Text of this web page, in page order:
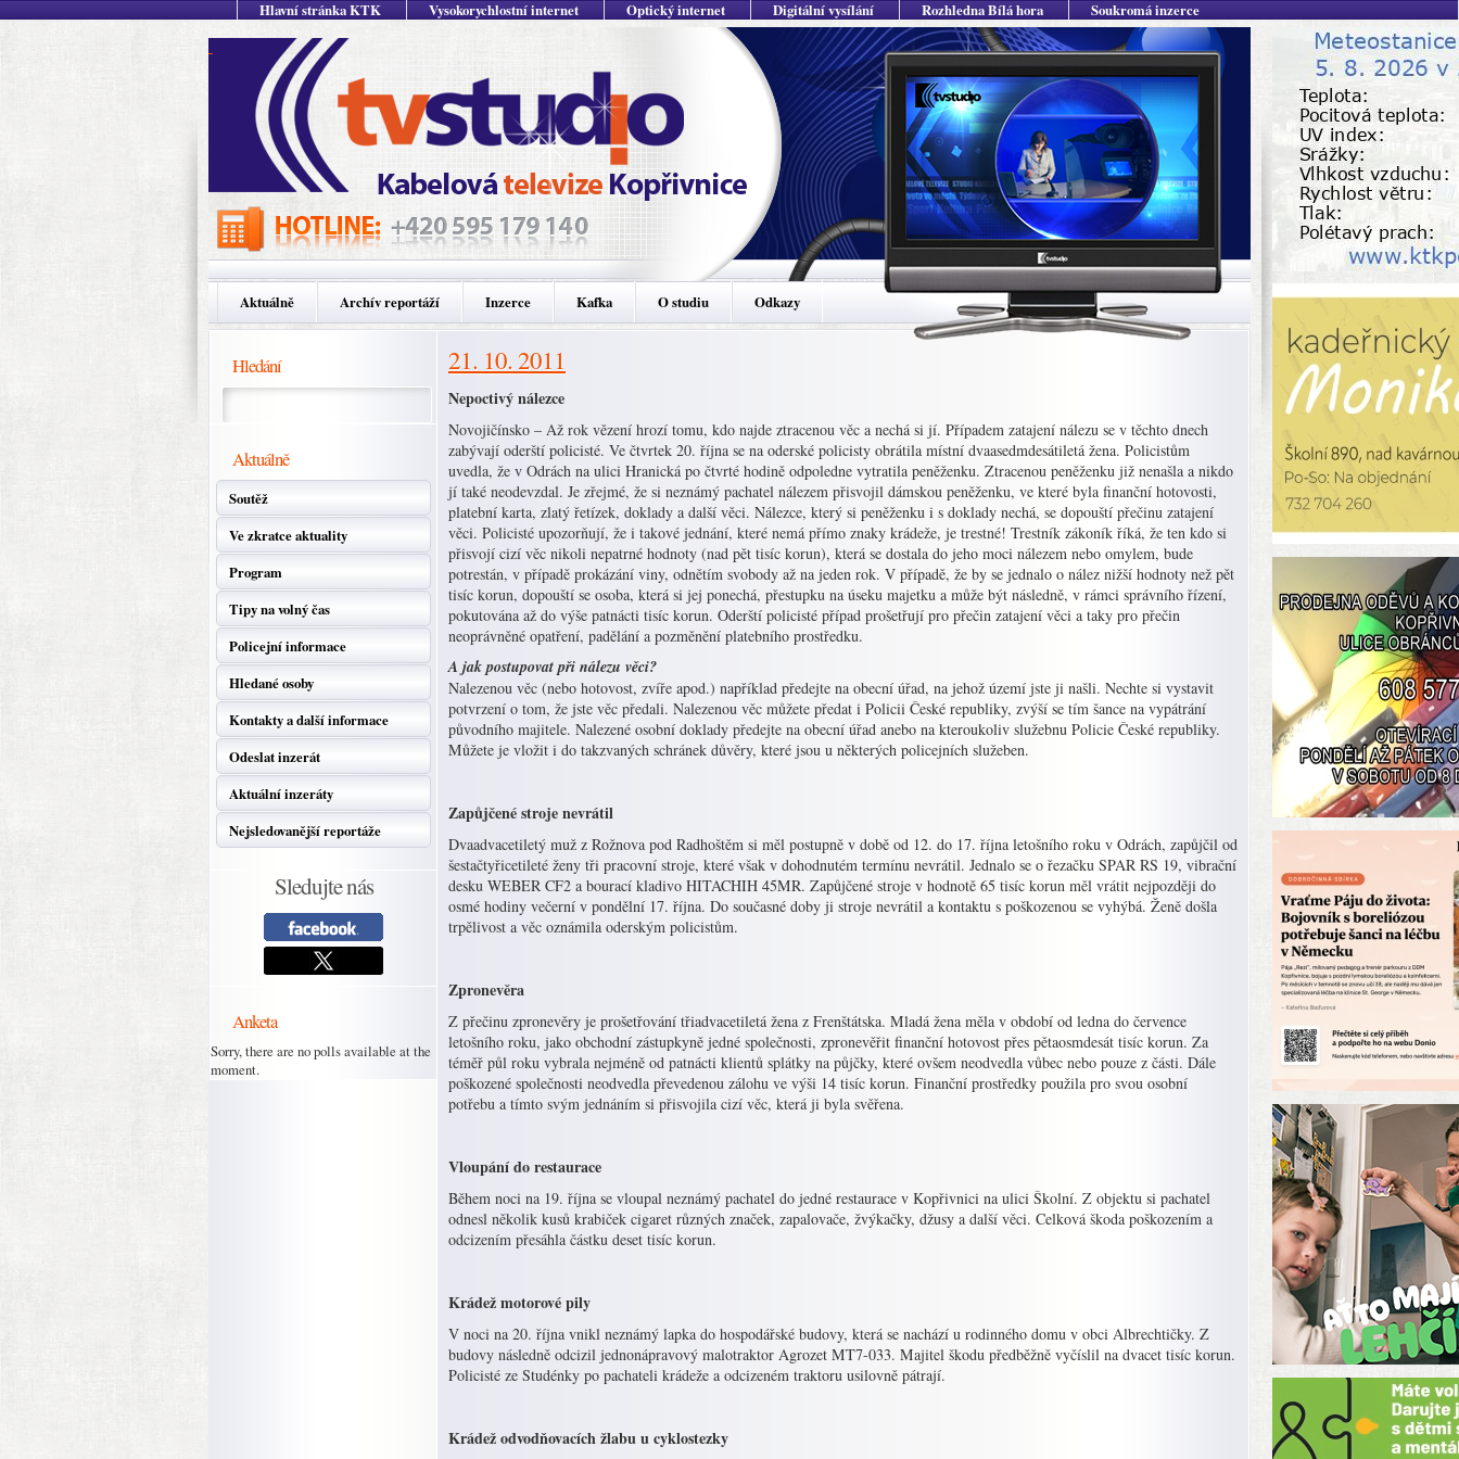
Hlavní stránka KTK Vysokorychlostní internet Optický internet Digitální vysílání Rozhledna Bílá hora Soukromá inzerce
Aktuálně Archív reportáží Inzerce Kafka O studiu Odkazy
Hledání
Aktuálně
Soutěž
Ve zkratce aktuality
Program
Tipy na volný čas
Policejní informace
Hledané osoby
Kontakty a další informace
Odeslat inzerát
Aktuální inzeráty
Nejsledovanější reportáže
Sledujte nás
Anketa
Sorry, there are no polls available at the
moment.
21. 10. 2011
Nepoctivý nálezce
Novojičínsko – Až rok vězení hrozí tomu, kdo najde ztracenou věc a nechá si jí. Případem zatajení nálezu se v těchto dnech
zabývají oderští policisté. Ve čtvrtek 20. října se na oderské policisty obrátila místní dvaasedmdesátiletá žena. Policistům
uvedla, že v Odrách na ulici Hranická po čtvrté hodině odpoledne vytratila peněženku. Ztracenou peněženku již nenašla a nikdo
jí také neodevzdal. Je zřejmé, že si neznámý pachatel nálezem přisvojil dámskou peněženku, ve které byla finanční hotovosti,
platební karta, zlatý řetízek, doklady a další věci. Nálezce, který si peněženku i s doklady nechá, se dopouští přečinu zatajení
věci. Policisté upozorňují, že i takové jednání, které nemá přímo znaky krádeže, je trestné! Trestník zákoník říká, že ten kdo si
přisvojí cizí věc nikoli nepatrné hodnoty (nad pět tisíc korun), která se dostala do jeho moci nálezem nebo omylem, bude
potrestán, v případě prokázání viny, odnětím svobody až na jeden rok. V případě, že by se jednalo o nález nižší hodnoty než pět
tisíc korun, dopouští se osoba, která si jej ponechá, přestupku na úseku majetku a může být následně, v rámci správního řízení,
pokutována až do výše patnácti tisíc korun. Oderští policisté případ prošetřují pro přečin zatajení věci a taky pro přečin
neoprávněné opatření, padělání a pozměnění platebního prostředku.
A jak postupovat při nálezu věci?
Nalezenou věc (nebo hotovost, zvíře apod.) například předejte na obecní úřad, na jehož území jste ji našli. Nechte si vystavit
potvrzení o tom, že jste věc předali. Nalezenou věc můžete předat i Policii České republiky, zvýší se tím šance na vypátrání
původního majitele. Nalezené osobní doklady předejte na obecní úřad anebo na kteroukoliv služebnu Policie České republiky.
Můžete je vložit i do takzvaných schránek důvěry, které jsou u některých policejních služeben.
Zapůjčené stroje nevrátil
Dvaadvacetiletý muž z Rožnova pod Radhoštěm si měl postupně v době od 12. do 17. října letošního roku v Odrách, zapůjčil od
šestačtyřicetileté ženy tři pracovní stroje, které však v dohodnutém termínu nevrátil. Jednalo se o řezačku SPAR RS 19, vibrační
desku WEBER CF2 a bourací kladivo HITACHIH 45MR. Zapůjčené stroje v hodnotě 65 tisíc korun měl vrátit nejpozději do
osmé hodiny večerní v pondělní 17. října. Do současné doby ji stroje nevrátil a kontaktu s poškozenou se vyhýbá. Ženě došla
trpělivost a věc oznámila oderským policistům.
Zpronevěra
Z přečinu zpronevěry je prošetřování třiadvacetiletá žena z Frenštátska. Mladá žena měla v období od ledna do července
letošního roku, jako obchodní zástupkyně jedné společnosti, zpronevěřit finanční hotovost přes pětaosmdesát tisíc korun. Za
téměř půl roku vybrala nejméně od patnácti klientů splátky na půjčky, které ovšem neodvedla vůbec nebo pouze z části. Dále
poškozené společnosti neodvedla převedenou zálohu ve výši 14 tisíc korun. Finanční prostředky použila pro svou osobní
potřebu a tímto svým jednáním si přisvojila cizí věc, která ji byla svěřena.
Vloupání do restaurace
Během noci na 19. října se vloupal neznámý pachatel do jedné restaurace v Kopřivnici na ulici Školní. Z objektu si pachatel
odnesl několik kusů krabiček cigaret různých značek, zapalovače, žvýkačky, džusy a další věci. Celková škoda poškozením a
odcizením přesáhla částku deset tisíc korun.
Krádež motorové pily
V noci na 20. října vnikl neznámý lapka do hospodářské budovy, která se nachází u rodinného domu v obci Albrechtičky. Z
budovy následně odcizil jednonápravový malotraktor Agrozet MT7-033. Majitel škodu předběžně vyčíslil na dvacet tisíc korun.
Policisté ze Studénky po pachateli krádeže a odcizeném traktoru usilovně pátrají.
Krádež odvodňovacích žlabu u cyklostezky